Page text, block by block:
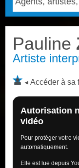
Pauline
Artiste
Accéder à sa
Autorisation
vidéo
Pour protéger votre
automatiquement.
Elle est lue depuis